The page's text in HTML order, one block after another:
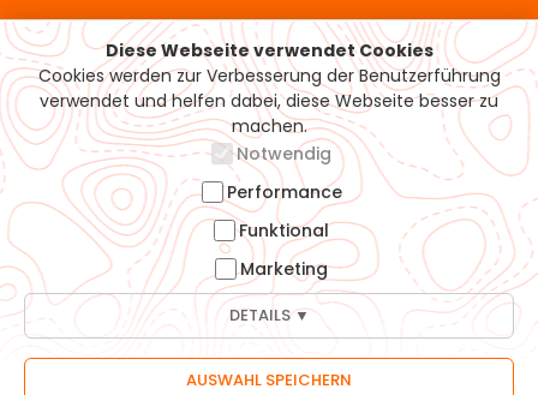
Versand & Zahlung
Diese Webseite verwendet Cookies
Cookies werden zur Verbesserung der Benutzerführung
verwendet und helfen dabei, diese Webseite besser zu
machen.
Notwendig
Performance
Funktional
Marketing
DETAILS ▼